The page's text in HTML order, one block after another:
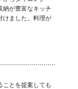
納が豊富なキッチ
けました。料理が
ことを提案しても